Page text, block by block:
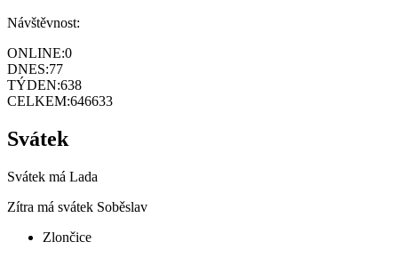
Návštěvnost:
ONLINE:0
DNES:77
TÝDEN:638
CELKEM:646633
Svátek
Svátek má Lada
Zítra má svátek Soběslav
Zlončice